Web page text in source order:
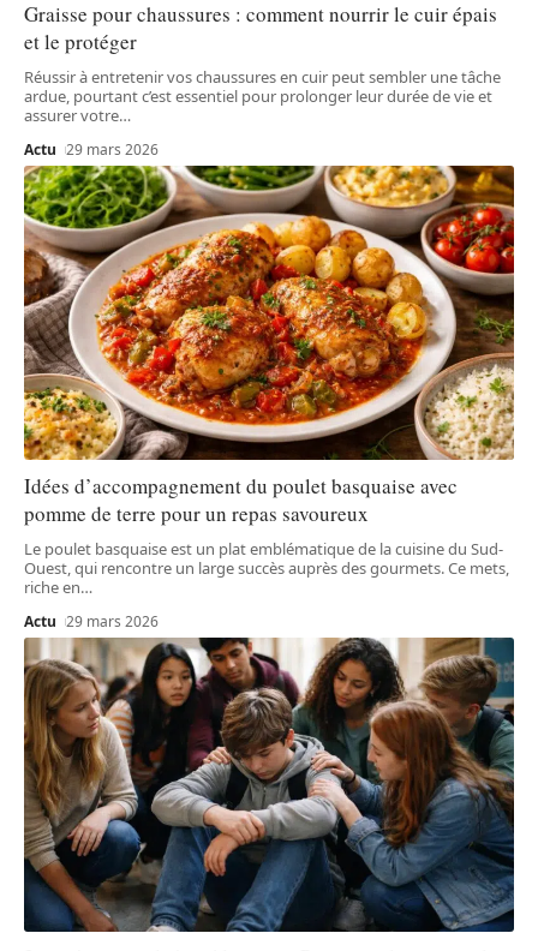
Graisse pour chaussures : comment nourrir le cuir épais
et le protéger
Réussir à entretenir vos chaussures en cuir peut sembler une tâche
ardue, pourtant c’est essentiel pour prolonger leur durée de vie et
assurer votre…
Actu 29 mars 2026
Idées d’accompagnement du poulet basquaise avec
pomme de terre pour un repas savoureux
Le poulet basquaise est un plat emblématique de la cuisine du Sud-
Ouest, qui rencontre un large succès auprès des gourmets. Ce mets,
riche en…
Actu 29 mars 2026